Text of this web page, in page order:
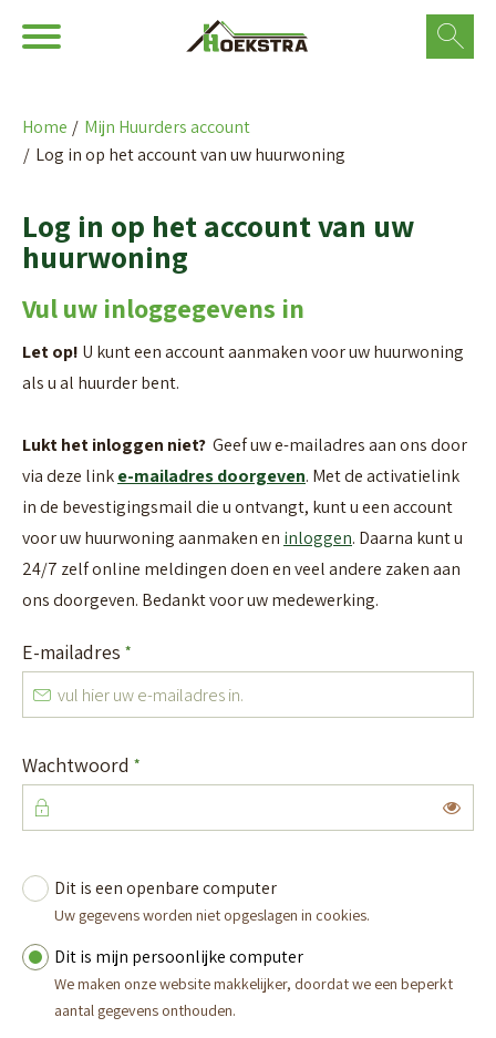
Naar hoofdinhoud
Naar hoofdnavigatiemenu
Naar zoeken
Naar de homepage
Ga naar Hoofd
Home
Mijn Huurders account
Log in op het account van uw huurwoning
Log in op het account van uw
huurwoning
Vul uw inloggegevens in
Let op! U kunt een account aanmaken voor uw huurwoning
als u al huurder bent.
Lukt het inloggen niet? Geef uw e-mailadres aan ons door
via deze linke-mailadres doorgeven. Met de activatielink
in de bevestigingsmail die u ontvangt, kunt u een account
voor uw huurwoning aanmaken en inloggen. Daarna kunt u
24/7 zelf online meldingen doen en veel andere zaken aan
ons doorgeven. Bedankt voor uw medewerking.
E-mailadres *
Wachtwoord *
Vul uw inloggegevens in
Dit is een openbare computer
Uw gegevens worden niet opgeslagen in cookies.
Dit is mijn persoonlijke computer
We maken onze website makkelijker, doordat we een beperkt
aantal gegevens onthouden.